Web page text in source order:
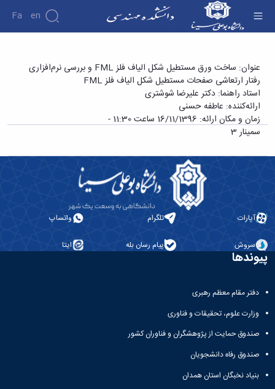
Fa En
دانشکده
درباره
دانشکده
تاریخچه
ریاست
دانشکده
آلبوم
معاونت
معاونت
پژوهشی
معاونت
تکمیلی
پژوهش
نشریات
سمینار کارشناسی ارشد خانم عاطفه حسنی با عنوان
بررسی نرم‌افزاری رفتار ارتعاشی صفحات مستطیل
شکل الیاف فلز FML » - دانشکده فنی و مهندسی
عنوان: ساخت ورق مستطیل شکل الیاف فلز FML و بررسی نرم‌افزاری
رفتار ارتعاشی صفحات مستطیل شکل الیاف فلز FML
استاد راهنما: دکتر علیرضا شوشتری
ارائه‌کننده: عاطفه حسنی
زمان و مکان ارائه: 16/11/1396 ساعت 11:30 -
سمینار 3
آپارات تلگرام واتساپ
سروش پیام رسان بله ایتا
پیوندها
دفتر مقام معظم رهبری
وزارت علوم، تحقیقات و فناوری
صندوق حمایت از پژوهشگران و فناوران کشور
صندوق رفاه دانشجویان
بنیاد نخبگان استان همدان